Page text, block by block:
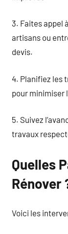
3. Faites appel
artisans ou
devis.
4. Planifiez les
pour minimiser
5. Suivez
travaux
Quelles
Rénover
Voici les